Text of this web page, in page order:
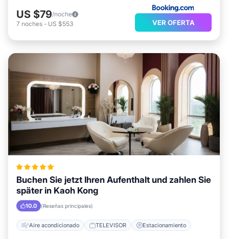
US $79/noche
7 noches - US $553 VER OFERTA
Buchen Sie jetzt Ihren Aufenthalt und zahlen Sie
später in Kaoh Kong
10.0 (Reseñas principales)
Aire acondicionado TELEVISOR Estacionamiento